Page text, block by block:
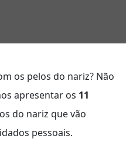
os pelos do nariz? Não
apresentar os 11
do nariz que vão
pessoais.